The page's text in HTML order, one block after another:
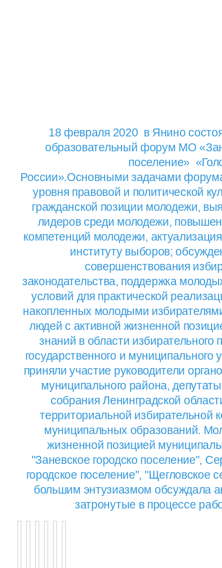
18 февраля 2020 в Янино
образовательный форум МО
поселение»
России».Основными задачами
уровня правовой и политической
гражданской позиции молодежи,
лидеров среди молодежи,
компетенций молодежи,
институту выборов;
совершенствования
законодательства, поддержка
условий для практической
накопленных молодыми
людей с активной жизненной
знаний в области избирательного
государственного и
приняли участие руководители
муниципального района,
собрания Ленинградской
территориальной избирательной
муниципальных образований.
жизненной позицией
"Заневское городско поселение",
городское поселение", "Щегловское
большим энтузиазмом обсуждала
затронутые в процессе